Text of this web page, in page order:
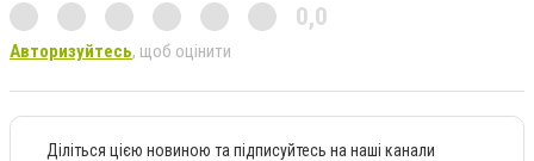
0,0
Авторизуйтесь, щоб оцінити
Діліться цією новиною та підписуйтесь на наші канали